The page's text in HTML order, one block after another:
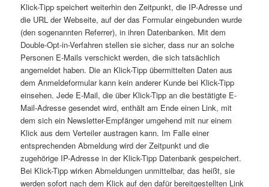
Klick-Tipp speichert weiterhin den Zeitpunkt, die IP-Adresse und
die URL der Webseite, auf der das Formular eingebunden wurde
(den sogenannten Referrer), in ihren Datenbanken. Mit dem
Double-Opt-in-Verfahren stellen sie sicher, dass nur an solche
Personen E-Mails verschickt werden, die sich tatsächlich
angemeldet haben. Die an Klick-Tipp übermittelten Daten aus
dem Anmeldeformular kann kein anderer Kunde bei Klick-Tipp
einsehen. Jede E-Mail, die über Klick-Tipp an die bestätigte E-
Mail-Adresse gesendet wird, enthält am Ende einen Link, mit
dem sich ein Newsletter-Empfänger umgehend mit nur einem
Klick aus dem Verteiler austragen kann. Im Falle einer
entsprechenden Abmeldung wird der Zeitpunkt und die
zugehörige IP-Adresse in der Klick-Tipp Datenbank gespeichert.
Bei Klick-Tipp wirken Abmeldungen unmittelbar, das heißt, sie
werden sofort nach dem Klick auf den dafür bereitgestellten Link